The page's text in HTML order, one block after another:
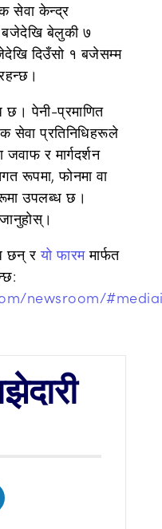
सेवा केन्द्र
बजेदेखि बेलुकी ७
दिउँसो १ बजेसम्म
छ। पेनी-प्रमाणित
सेवा प्रतिनिधिहरूले
र मार्गदर्शन
रूपमा, फोनमा वा
उपलब्ध छ।
छन् रयो फारममार्फत
newsroom/
on LinkedIn